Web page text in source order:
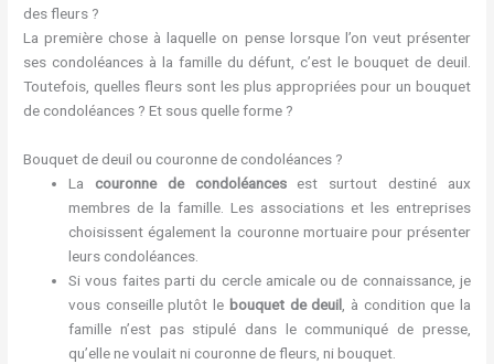
des fleurs ?
La première chose à laquelle on pense lorsque l’on veut présenter
ses condoléances à la famille du défunt, c’est le bouquet de deuil.
Toutefois, quelles fleurs sont les plus appropriées pour un bouquet
de condoléances ? Et sous quelle forme ?
Bouquet de deuil ou couronne de condoléances ?
La couronne de condoléancesest surtout destiné aux
membres de la famille. Les associations et les entreprises
choisissent également la couronne mortuaire pour présenter
leurs condoléances.
Si vous faites parti du cercle amicale ou de connaissance, je
vous conseille plutôt le bouquet de deuil, à condition que la
famille n’est pas stipulé dans le communiqué de presse,
qu’elle ne voulait ni couronne de fleurs, ni bouquet.